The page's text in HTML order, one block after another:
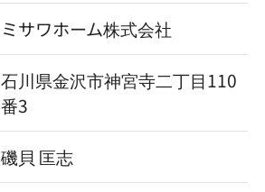
ミサワホーム株式会社
石川県金沢市神宮寺二丁目110
番3
磯貝 匡志